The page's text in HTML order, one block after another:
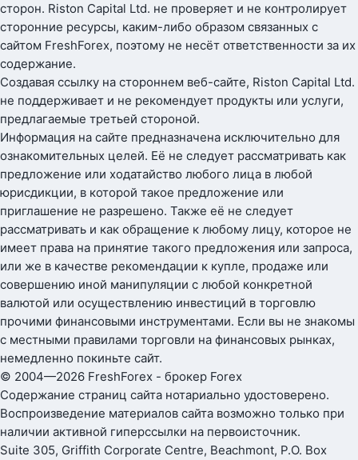
сторон. Riston Capital Ltd. не проверяет и не контролирует
сторонние ресурсы, каким-либо образом связанных с
сайтом FreshForex, поэтому не несёт ответственности за их
содержание.
Создавая ссылку на стороннем веб-сайте, Riston Capital Ltd.
не поддерживает и не рекомендует продукты или услуги,
предлагаемые третьей стороной.
Информация на сайте предназначена исключительно для
ознакомительных целей. Её не следует рассматривать как
предложение или ходатайство любого лица в любой
юрисдикции, в которой такое предложение или
приглашение не разрешено. Также её не следует
рассматривать и как обращение к любому лицу, которое не
имеет права на принятие такого предложения или запроса,
или же в качестве рекомендации к купле, продаже или
совершению иной манипуляции с любой конкретной
валютой или осуществлению инвестиций в торговлю
прочими финансовыми инструментами. Если вы не знакомы
с местными правилами торговли на финансовых рынках,
немедленно покиньте сайт.
© 2004—2026 FreshForex - брокер Forex
Содержание страниц сайта нотариально удостоверено.
Воспроизведение материалов сайта возможно только при
наличии активной гиперссылки на первоисточник.
Suite 305, Griffith Corporate Centre, Beachmont, P.O. Box